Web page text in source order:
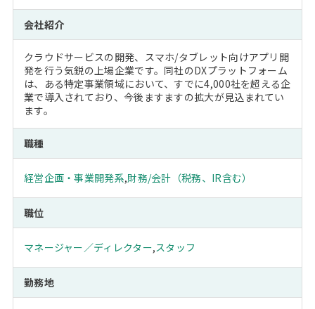
会社紹介
クラウドサービスの開発、スマホ/タブレット向けアプリ開
発を行う気鋭の上場企業です。同社のDXプラットフォーム
は、ある特定事業領域において、すでに4,000社を超える企
業で導入されており、今後ますますの拡大が見込まれてい
ます。
職種
経営企画・事業開発系,財務/会計（税務、IR含む）
職位
マネージャー／ディレクター,スタッフ
勤務地